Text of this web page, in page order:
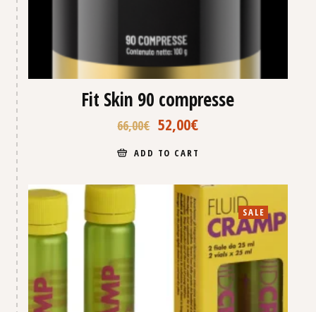
Fit Skin 90 compresse
66,00€ 52,00€
ADD TO CART
SALE